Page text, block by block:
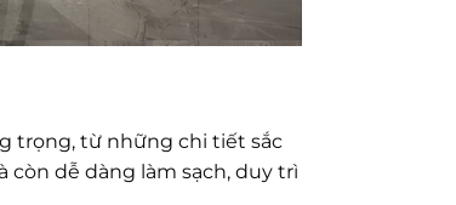
trọng, từ những chi tiết sắc
dễ dàng làm sạch, duy trì